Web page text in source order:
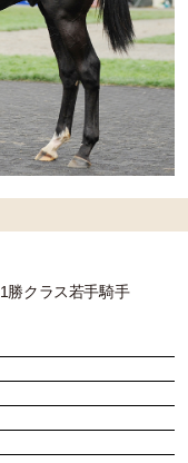
クラス若手騎手